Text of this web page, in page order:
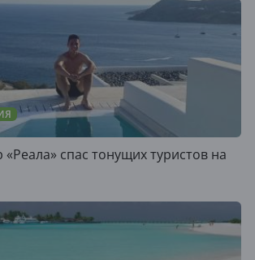
спас тонущих туристов на